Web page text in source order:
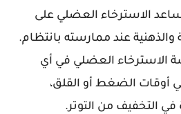
الاسترخاء العضلي على
عند ممارسته بانتظام.
الاسترخاء العضلي في أي
أوقات الضغط أو القلق،
التخفيف من التوتر.